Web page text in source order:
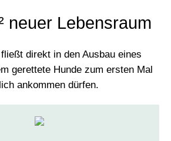
neuer Lebensraum
direkt in den Ausbau eines
gerettete Hunde zum ersten Mal
ankommen dürfen.